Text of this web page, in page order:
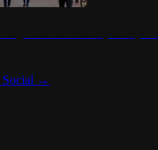
Social →